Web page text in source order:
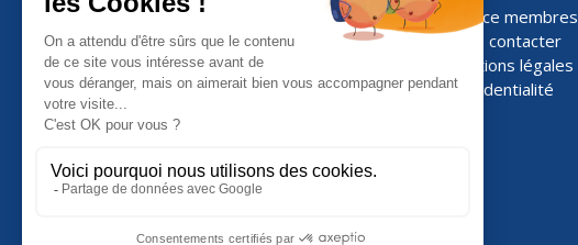
Espace membres
Nous contacter
Mentions légales
Confidentialité